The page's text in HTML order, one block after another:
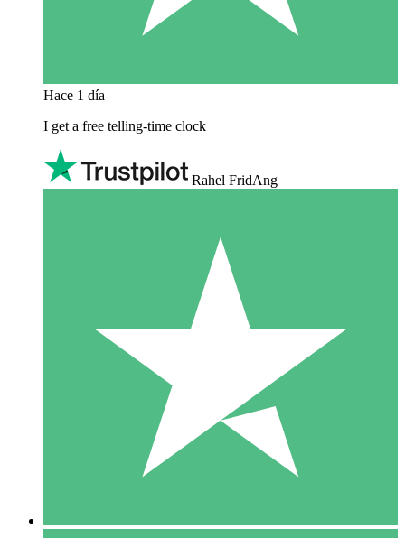
Hace 1 día
I get a free telling-time clock
Rahel FridAng